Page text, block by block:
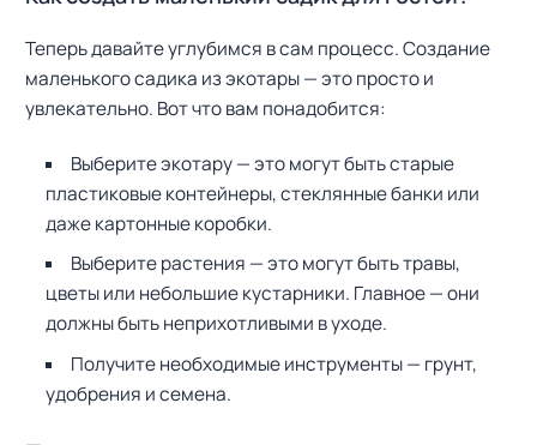
Теперь давайте углубимся в сам процесс. Создание
маленького садика из экотары — это просто и
увлекательно. Вот что вам понадобится:
Выберите экотару — это могут быть старые
пластиковые контейнеры, стеклянные банки или
даже картонные коробки.
Выберите растения — это могут быть травы,
цветы или небольшие кустарники. Главное — они
должны быть неприхотливыми в уходе.
Получите необходимые инструменты — грунт,
удобрения и семена.